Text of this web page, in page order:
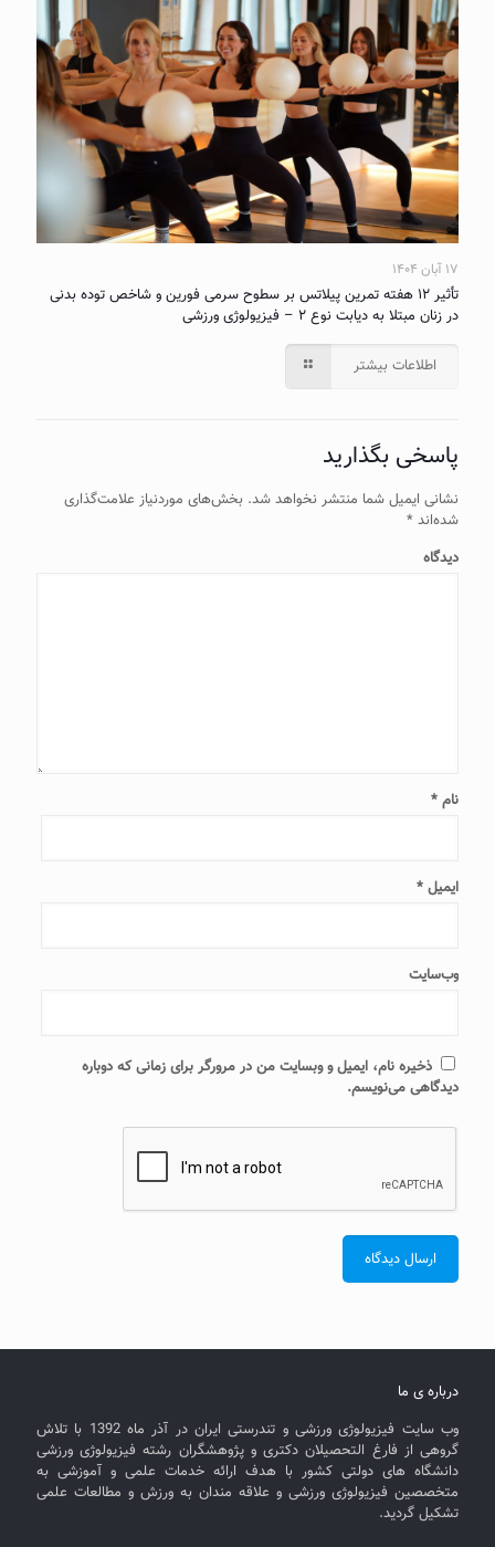
۱۷ آبان ۱۴۰۴
تأثیر ۱۲ هفته تمرین پیلاتس بر سطوح سرمی فورین و شاخص توده بدنی
در زنان مبتلا به دیابت نوع ۲ – فیزیولوژی ورزشی
اطلاعات بیشتر
پاسخی بگذارید
نشانی ایمیل شما منتشر نخواهد شد. بخش‌های موردنیاز علامت‌گذاری
شده‌اند *
دیدگاه
نام *
ایمیل *
وب‌سایت
ذخیره نام، ایمیل و وبسایت من در مرورگر برای زمانی که دوباره
دیدگاهی می‌نویسم.
درباره ی ما
وب سایت فیزیولوژی ورزشی و تندرستی ایران در آذر ماه 1392 با تلاش
گروهی از فارغ التحصیلان دکتری و پژوهشگران رشته فیزیولوژی ورزشی
دانشگاه های دولتی کشور با هدف ارائه خدمات علمی و آموزشی به
متخصصین فیزیولوژی ورزشی و علاقه مندان به ورزش و مطالعات علمی
تشکیل گردید.